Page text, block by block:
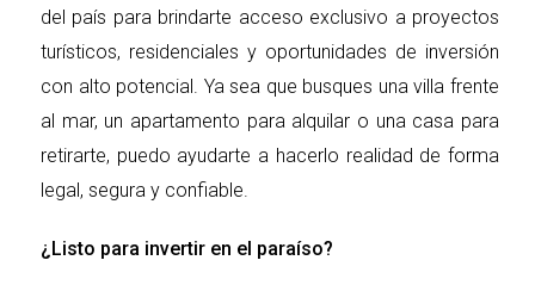
es el momento de gestionar tu préstamo hipotecario con
bancos locales o instituciones financieras. Asegúrate de
comparar tasas y condiciones para obtener la mejor
9. Firma del contrato definitivo
Una vez completada la debida diligencia y asegurado el
del país para brindarte acceso exclusivo a proyectos
turísticos, residenciales y oportunidades de inversión
con alto potencial. Ya sea que busques una villa frente
al mar, un apartamento para alquilar o una casa para
retirarte, puedo ayudarte a hacerlo realidad de forma
legal, segura y confiable.
¿Listo para invertir en el paraíso?